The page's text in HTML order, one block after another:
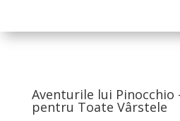
Aventurile lui Pinocchio
pentru Toate Vârstele